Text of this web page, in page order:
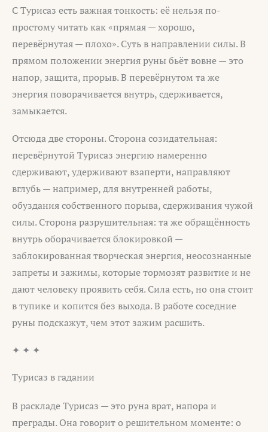
С Турисаз есть важная тонкость: её нельзя по-
простому читать как «прямая — хорошо,
перевёрнутая — плохо». Суть в направлении силы. В
прямом положении энергия руны бьёт вовне — это
напор, защита, прорыв. В перевёрнутом та же
энергия поворачивается внутрь, сдерживается,
замыкается.
Отсюда две стороны. Сторона созидательная:
перевёрнутой Турисаз энергию намеренно
сдерживают, удерживают взаперти, направляют
вглубь — например, для внутренней работы,
обуздания собственного порыва, сдерживания чужой
силы. Сторона разрушительная: та же обращённость
внутрь оборачивается блокировкой —
заблокированная творческая энергия, неосознанные
запреты и зажимы, которые тормозят развитие и не
дают человеку проявить себя. Сила есть, но она стоит
в тупике и копится без выхода. В работе соседние
руны подскажут, чем этот зажим расшить.
✦ ✦ ✦
Турисаз в гадании
В раскладе Турисаз — это руна врат, напора и
преграды. Она говорит о решительном моменте: о